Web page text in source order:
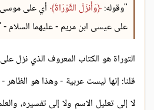
"وقوله: وَأَنزَلَ التَّوْرَاةَ أي على
على عيسى ابن مريم - عليهما السلام -
التوراة هو الكتاب المعروف الذي نزل
قلنا: إنها ليست عربية - وهذا هو الظاهر
لا إلى تعليل الاسم ولا إلى تفسيره،